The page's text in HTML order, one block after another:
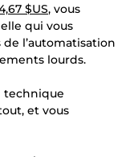
$US, vous
qui vous
l’automatisation
lourds.
technique
et vous